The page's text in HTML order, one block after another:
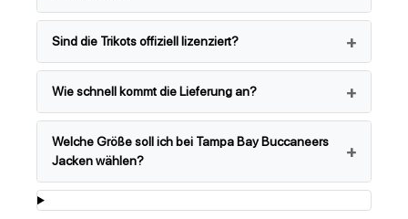
Sind die Trikots offiziell lizenziert?
Wie schnell kommt die Lieferung an?
Welche Größe soll ich bei Tampa Bay Buccaneers
Jacken wählen?